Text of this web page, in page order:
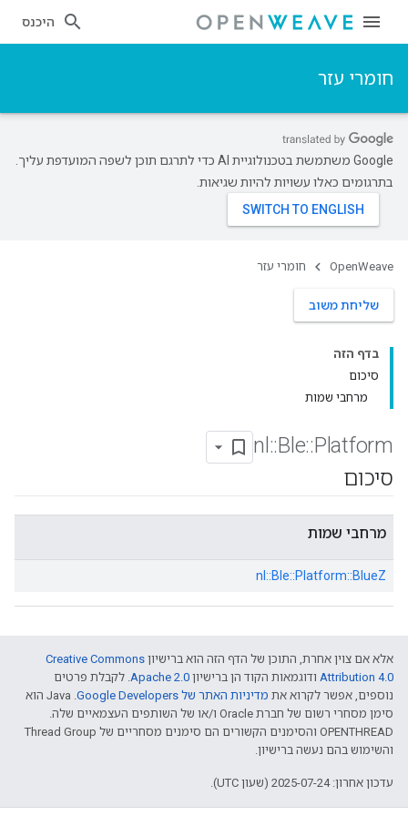
היכנס
חומרי עזר
‫Google משתמשת בטכנולוגיית AI כדי לתרגם תוכן לשפה המועדפת עליך.
בתרגומים כאלו עשויות להיות שגיאות.
OpenWeave חומרי עזר
שליחת משוב
בדף הזה
סיכום
מרחבי שמות
nl ::Ble::Platform
סיכום
מרחבי שמות
nl::Ble::Platform::BlueZ
אלא אם צוין אחרת, התוכן של הדף הזה הוא ברישיון Creative Commons
Attribution 4.0‏ ודוגמאות הקוד הן ברישיון Apache 2.0‏. לקבלת פרטים
נוספים, אפשר לקרוא את מדיניות האתר של Google Developers‏
.‏ Java הוא
סימן מסחרי רשום של חברת Oracle ו/או של השותפים העצמאיים שלה.
‫OPENTHREAD והסימנים הקשורים הם סימנים מסחריים של Thread Group
והשימוש בהם נעשה ברישיון.
עדכון אחרון: 2025-07-24 (שעון UTC).